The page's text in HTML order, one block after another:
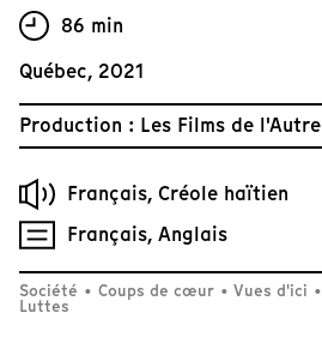
86 min
Québec, 2021
Production : Les Films de l'Autre
Français, Créole haïtien
Français, Anglais
Société • Coups de cœur • Vues d'ici •
Luttes